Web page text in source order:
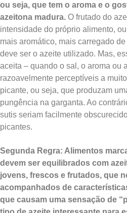
ou seja, que tem o aroma e o
azeitona madura. O frutado do
intensidade do próprio alimento,
mais aromático, mais carregado
deve ser o azeite utilizado. Mas,
aceita – quando o sal, o aroma ou
razoavelmente perceptíveis a
picante, ou seja, que produzam
pungência na garganta. Ao
sutis seriam facilmente
picantes.
Segunda Regra: Alimentos
devem ser equilibrados com
jovens, frescos e frutados, que
acompanhados de
que causam uma sensação de